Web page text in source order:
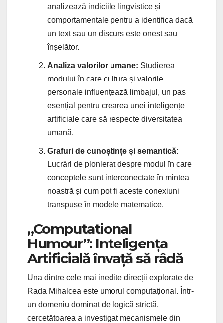
analizează indiciile lingvistice și
comportamentale pentru a identifica dacă
un text sau un discurs este onest sau
înșelător.
Analiza valorilor umane: Studierea
modului în care cultura și valorile
personale influențează limbajul, un pas
esențial pentru crearea unei inteligențe
artificiale care să respecte diversitatea
umană.
Grafuri de cunoștințe și semantică:
Lucrări de pionierat despre modul în care
conceptele sunt interconectate în mintea
noastră și cum pot fi aceste conexiuni
transpuse în modele matematice.
„Computational
Humour”: Inteligența
Artificială învață să râdă
Una dintre cele mai inedite direcții explorate de
Rada Mihalcea este umorul computațional. Într-
un domeniu dominat de logică strictă,
cercetătoarea a investigat mecanismele din